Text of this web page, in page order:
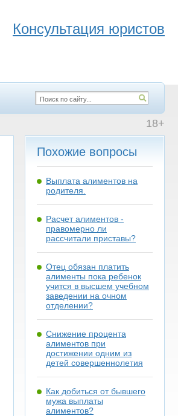
Консультация юристов
18+
Похожие вопросы
Выплата алиментов на
родителя.
Расчет алиментов -
правомерно ли
рассчитали приставы?
Отец обязан платить
алименты пока ребенок
учится в высшем учебном
заведении на очном
отделении?
Снижение процента
алиментов при
достижении одним из
детей совершеннолетия
Как добиться от бывшего
мужа выплаты
алиментов?